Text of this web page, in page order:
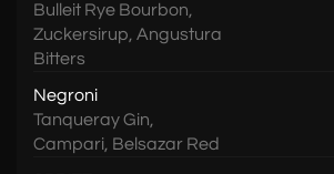
Bulleit Rye Bourbon,
Zuckersirup, Angustura
Bitters
Negroni
Tanqueray Gin,
Campari, Belsazar Red